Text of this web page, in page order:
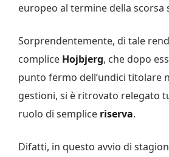
europeo al termine della scorsa
Sorprendentemente, di tale
complice Hojbjerg, che dopo
punto fermo dell’undici titolare
gestioni, si è ritrovato relegato
ruolo di semplice riserva.
Difatti, in questo avvio di